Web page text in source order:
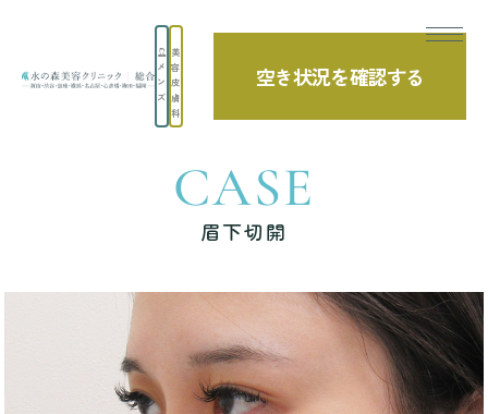
メ
ン
ズ
美
容
皮
膚
科
空き状況を確認する
TOP 症例写真 眉下切開
CASE
眉下切開